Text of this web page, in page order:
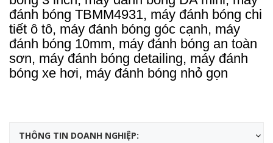
đánh bóng TBMM4931, máy đánh bóng chi
tiết ô tô, máy đánh bóng góc cạnh, máy
đánh bóng 10mm, máy đánh bóng an toàn
sơn, máy đánh bóng detailing, máy đánh
bóng xe hơi, máy đánh bóng nhỏ gọn
THÔNG TIN DOANH NGHIỆP: